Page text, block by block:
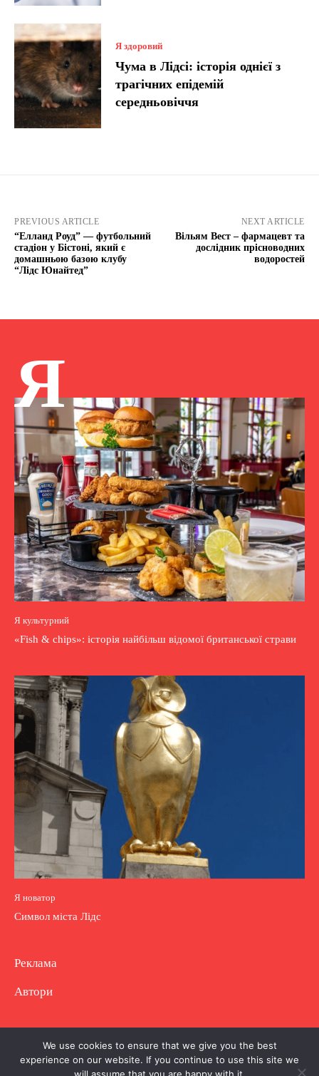
Я здоровий
Чума в Лідсі: історія однієї з
трагічних епідемій
середньовіччя
PREVIOUS ARTICLE
“Елланд Роуд” — футбольний
стадіон у Бістоні, який є
домашньою базою клубу
“Лідс Юнайтед”
NEXT ARTICLE
Вільям Вест – фармацевт та
дослідник прісноводних
водоростей
Я
Я культурний
«Fish & chips»: історія найбільш відомої британської страви
Я новатор
Символ міста Лідс
Реклама
Автори
Copyright © Повне використання матеріалу
заборонено. Частково можна з гіперпосиланням.
We use cookies to ensure that we give you the best
experience on our website. If you continue to use this site we